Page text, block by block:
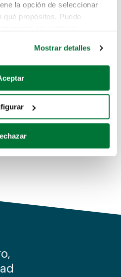
la opción de seleccionar
qué propósitos. Puede
sobre su ubicación geográfica
analizándolo activamente
específicas (huellas
cómo se procesan sus
haga del sitio web con
sociales, publicidad y análisis
Mostrar detalles
coche que estás
estos enlaces: